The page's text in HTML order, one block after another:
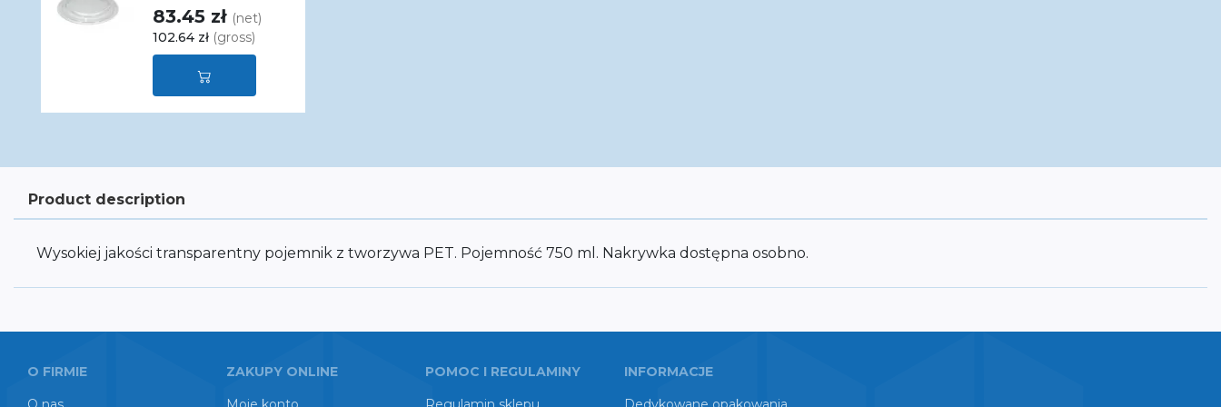
83.45 zł (net)
102.64 zł (gross)
Product description
Wysokiej jakości transparentny pojemnik z tworzywa PET. Pojemność 750 ml. Nakrywka dostępna osobno.
O FIRMIE
ZAKUPY ONLINE
POMOC I REGULAMINY
INFORMACJE